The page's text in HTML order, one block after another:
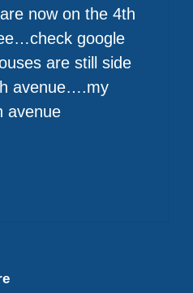
now on the 4th
google
are still side
avenue….my
avenue